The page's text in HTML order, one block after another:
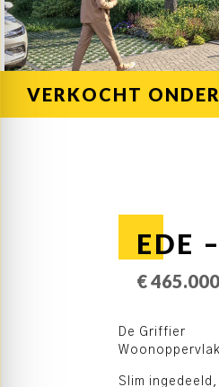
VERKOCHT
EDE
€
De Griffier
Slim